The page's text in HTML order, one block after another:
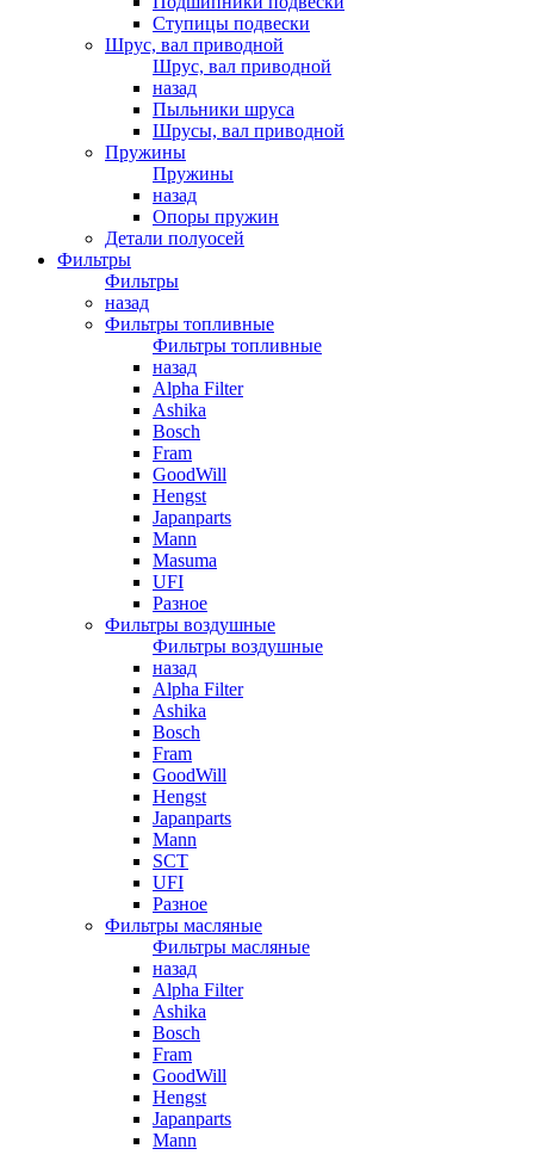
Ступицы подвески
Шрус, вал приводной
Шрус, вал приводной
назад
Пыльники шруса
Шрусы, вал приводной
Пружины
Пружины
назад
Опоры пружин
Детали полуосей
Фильтры
Фильтры
назад
Фильтры топливные
Фильтры топливные
назад
Alpha Filter
Ashika
Bosch
Fram
GoodWill
Hengst
Japanparts
Mann
Masuma
UFI
Разное
Фильтры воздушные
Фильтры воздушные
назад
Alpha Filter
Ashika
Bosch
Fram
GoodWill
Hengst
Japanparts
Mann
SCT
UFI
Разное
Фильтры масляные
Фильтры масляные
назад
Alpha Filter
Ashika
Bosch
Fram
GoodWill
Hengst
Japanparts
Mann